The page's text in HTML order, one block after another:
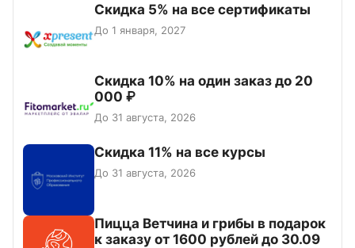
Скидка 5% на все сертификаты
До 1 января, 2027
Скидка 10% на один заказ до 20
000 ₽
До 31 августа, 2026
Скидка 11% на все курсы
До 31 августа, 2026
Пицца Ветчина и грибы в подарок
к заказу от 1600 рублей до 30.09